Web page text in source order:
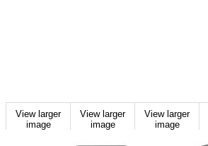
View larger
image
View larger
image
View larger
image